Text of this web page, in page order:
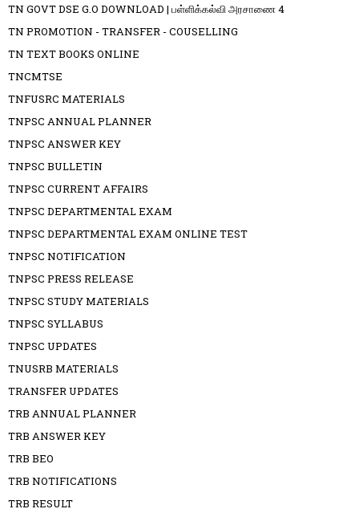
TN GOVT DSE G.O DOWNLOAD | பள்ளிக்கல்வி அரசாணை 4
TN PROMOTION - TRANSFER - COUSELLING
TN TEXT BOOKS ONLINE
TNCMTSE
TNFUSRC MATERIALS
TNPSC ANNUAL PLANNER
TNPSC ANSWER KEY
TNPSC BULLETIN
TNPSC CURRENT AFFAIRS
TNPSC DEPARTMENTAL EXAM
TNPSC DEPARTMENTAL EXAM ONLINE TEST
TNPSC NOTIFICATION
TNPSC PRESS RELEASE
TNPSC STUDY MATERIALS
TNPSC SYLLABUS
TNPSC UPDATES
TNUSRB MATERIALS
TRANSFER UPDATES
TRB ANNUAL PLANNER
TRB ANSWER KEY
TRB BEO
TRB NOTIFICATIONS
TRB RESULT